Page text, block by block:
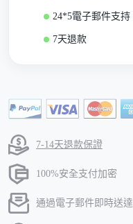
24*5電子郵件支持
7天退款
7-14天退款保證
100%安全支付加密
通過電子郵件即時送達